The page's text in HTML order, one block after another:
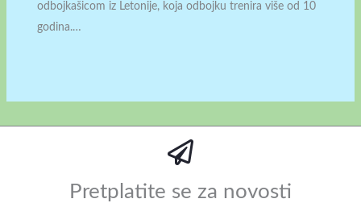
odbojkašicom iz Letonije, koja odbojku trenira više od 10
godina.…
Pretplatite se za novosti